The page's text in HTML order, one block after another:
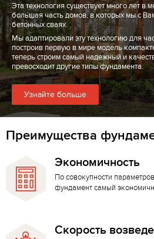
Эта технология существует много лет в
большая часть домов, в которых мы с
бетонных сваях.
Мы адаптировали эту технологию для
построив первую в мире модель
теперь строим самый надежный и
превосходит другие типы фундамента.
Узнайте больше
Преимущества
Экономичность
По совокупности
фундамент самый
Скорость